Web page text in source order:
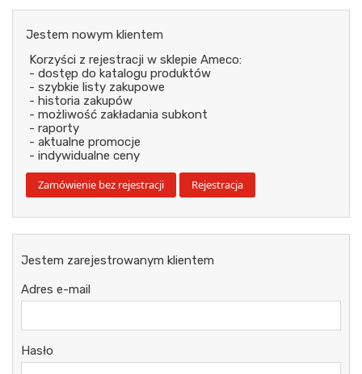
Jestem nowym klientem
Korzyści z rejestracji w sklepie Ameco:
- dostęp do katalogu produktów
- szybkie listy zakupowe
- historia zakupów
- możliwość zakładania subkont
- raporty
- aktualne promocje
- indywidualne ceny
Jestem zarejestrowanym klientem
Adres e-mail
Hasło